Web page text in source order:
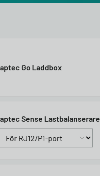
Go Laddbox
Sense Lastbalanserare